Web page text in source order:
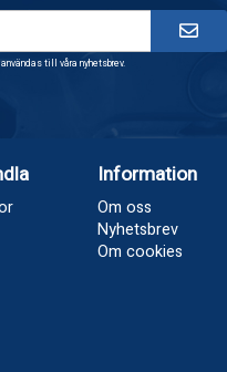
till våra nyhetsbrev.
Information
Om oss
Nyhetsbrev
Om cookies